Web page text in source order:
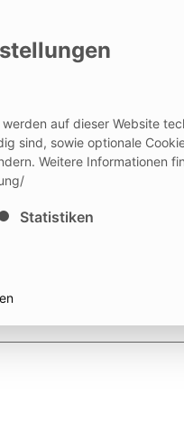
IFU/
auf dieser Website
sind, sowie optionale
Weitere Informationen
für die eine
Statistiken